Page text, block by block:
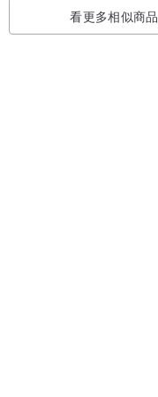
看更多相似商品